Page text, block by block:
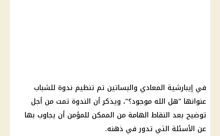
في إيبارشية المعادي والبساتين تم تنظيم ندوة للشباب
عنوانها "هل الله موجود؟"، ويذكر أن الندوة تمت من أجل
توضيح بعد النقاط الهامة من الممكن للمؤمن أن يجاوب بها
عن الأسئلة التي تدور في ذهنه.